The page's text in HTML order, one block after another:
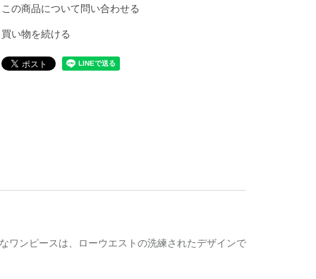
この商品について問い合わせる
買い物を続ける
ワンピースは、ローウエストの洗練されたデザインで